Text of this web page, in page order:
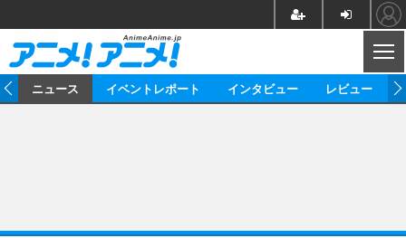
ニュース イベントレポート インタビュー レビュー